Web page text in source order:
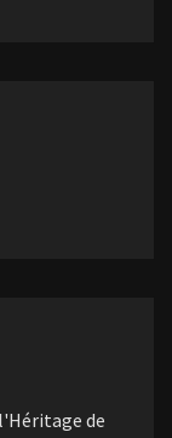
de